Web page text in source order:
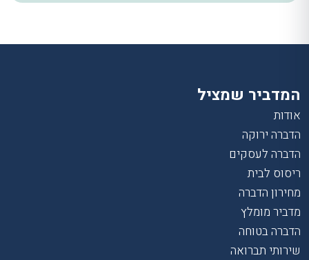
המדביר שמציל
אודות
הדברה ירוקה
הדברה לעסקים
ריסוס לבית
מחירון הדברה
מדביר מומלץ
הדברה בטוחה
שירותי תברואה